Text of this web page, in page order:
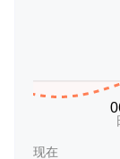
现在